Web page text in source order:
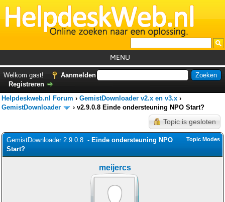
MENU
Foutcodes
GemistDownloader*
Forum
Welkom gast!
Aanmelden
Registreren
Helpdeskweb.nl Forum › GemistDownloader v2.x en v3.x ›
GemistDownloader
› v2.9.0.8 Einde ondersteuning NPO Start?
Topic is gesloten
Topic Modes
GemistDownloader 2.9.0.8 - Einde ondersteuning NPO
Start?
meijercs